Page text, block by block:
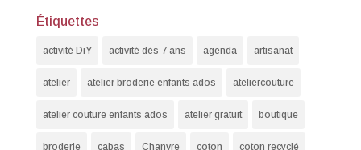
Étiquettes
activité DiY activité dès 7 ans agenda artisanat
atelier atelier broderie enfants ados ateliercouture
atelier couture enfants ados atelier gratuit boutique
broderie cabas Chanvre coton coton recyclé